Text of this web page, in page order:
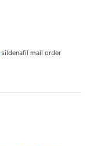
sildenafil mail order